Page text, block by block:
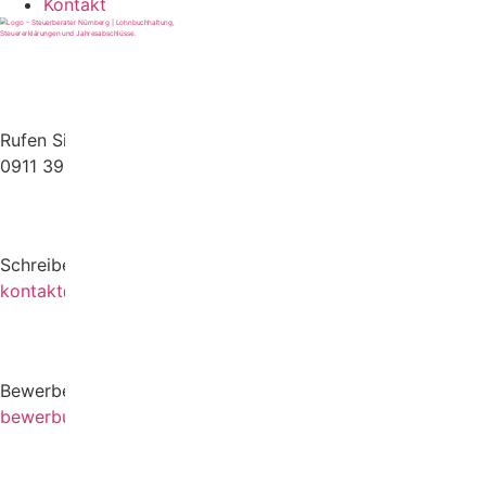
Kontakt
Rufen Sie uns gerne an
0911 39372790
Schreiben Sie uns gerne eine E-Mail
kontakt@stb-becker-zeiler.de
Bewerben Sie sich online oder per E-Mail
bewerbung@stb-becker-zeiler.de